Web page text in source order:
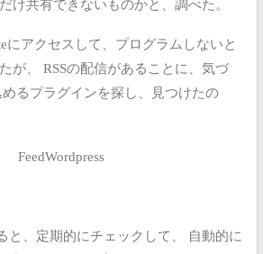
け共有できないものかと、調べた。
にアクセスして、プログラムしないと
が、
RSSの配信があることに、気づ
るプラグインを探し、見つけたの
FeedWordpress
と、定期的にチェックして、
自動的に